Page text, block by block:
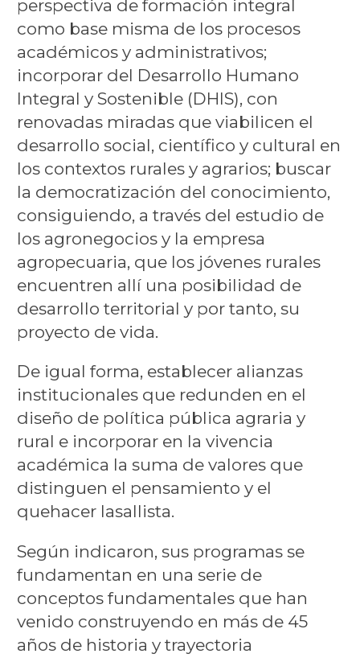
perspectiva de formación integral
como base misma de los procesos
académicos y administrativos;
incorporar del Desarrollo Humano
Integral y Sostenible (DHIS), con
renovadas miradas que viabilicen el
desarrollo social, científico y cultural en
los contextos rurales y agrarios; buscar
la democratización del conocimiento,
consiguiendo, a través del estudio de
los agronegocios y la empresa
agropecuaria, que los jóvenes rurales
encuentren allí una posibilidad de
desarrollo territorial y por tanto, su
proyecto de vida.
De igual forma, establecer alianzas
institucionales que redunden en el
diseño de política pública agraria y
rural e incorporar en la vivencia
académica la suma de valores que
distinguen el pensamiento y el
quehacer lasallista.
Según indicaron, sus programasse
fundamentan en una serie de
conceptos fundamentales que han
venido construyendo en más de 45
años de historia y trayectoria